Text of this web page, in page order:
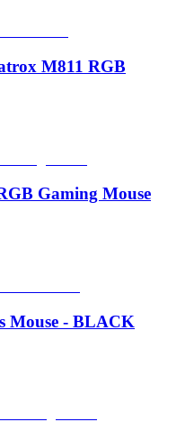
M811 RGB
Gaming Mouse
Mouse - BLACK